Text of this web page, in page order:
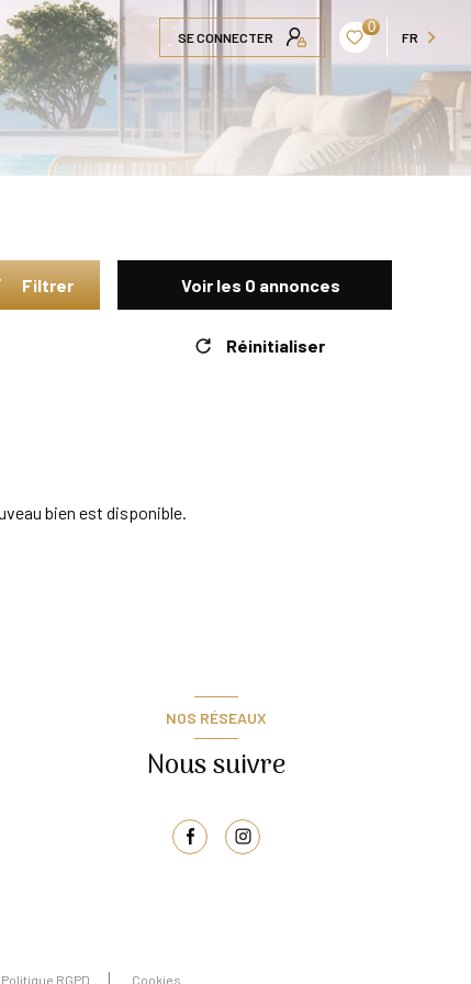
SE CONNECTER
0
FR
Filtrer Voir les 0 annonces
Réinitialiser
bien est disponible.
NOS RÉSEAUX
Nous suivre
Politique RGPD Cookies